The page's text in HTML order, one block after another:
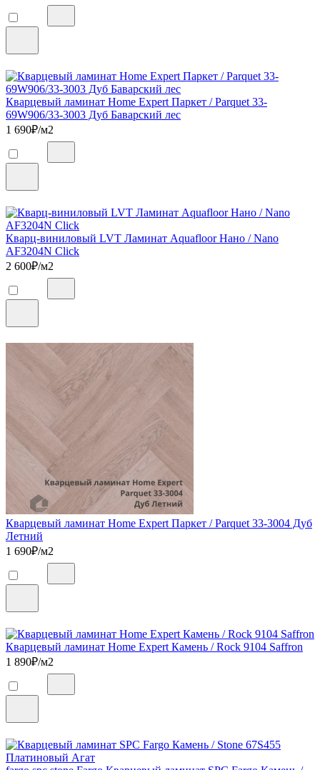
Кварцевый ламинат Home Expert Паркет / Parquet 33-
69W906/33-3003 Дуб Баварский лес
1 690₽/м2
Кварц-виниловый LVT Ламинат Aquafloor Нано / Nano
AF3204N Click
2 600₽/м2
Кварцевый ламинат Home Expert Паркет / Parquet 33-3004 Дуб
Летний
1 690₽/м2
Кварцевый ламинат Home Expert Камень / Rock 9104 Saffron
1 890₽/м2